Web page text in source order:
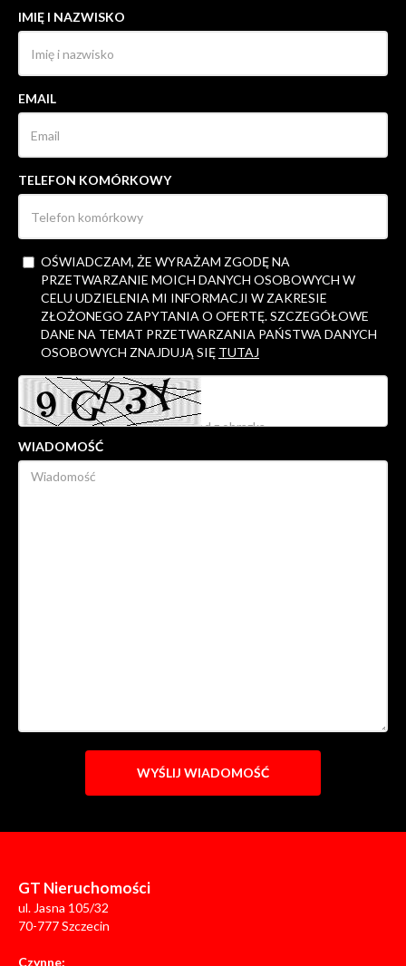
IMIĘ I NAZWISKO
EMAIL
TELEFON KOMÓRKOWY
OŚWIADCZAM, ŻE WYRAŻAM ZGODĘ NA
PRZETWARZANIE MOICH DANYCH OSOBOWYCH W
CELU UDZIELENIA MI INFORMACJI W ZAKRESIE
ZŁOŻONEGO ZAPYTANIA O OFERTĘ. SZCZEGÓŁOWE
DANE NA TEMAT PRZETWARZANIA PAŃSTWA DANYCH
OSOBOWYCH ZNAJDUJĄ SIĘ TUTAJ
WIADOMOŚĆ
GT Nieruchomości
ul. Jasna 105/32
70-777 Szczecin
Czynne: